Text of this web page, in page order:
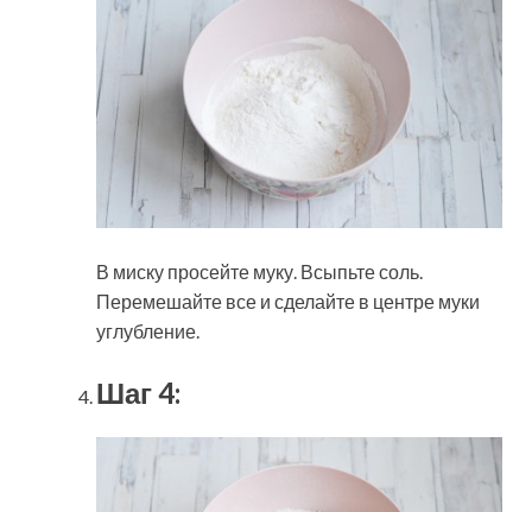
В миску просейте муку. Всыпьте соль.
Перемешайте все и сделайте в центре муки
углубление.
Шаг 4: